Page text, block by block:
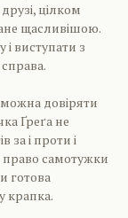
цілком
щасливішою.
виступати з
можна довіряти
Ґреґа не
за і проти і
право самотужки
готова
крапка.